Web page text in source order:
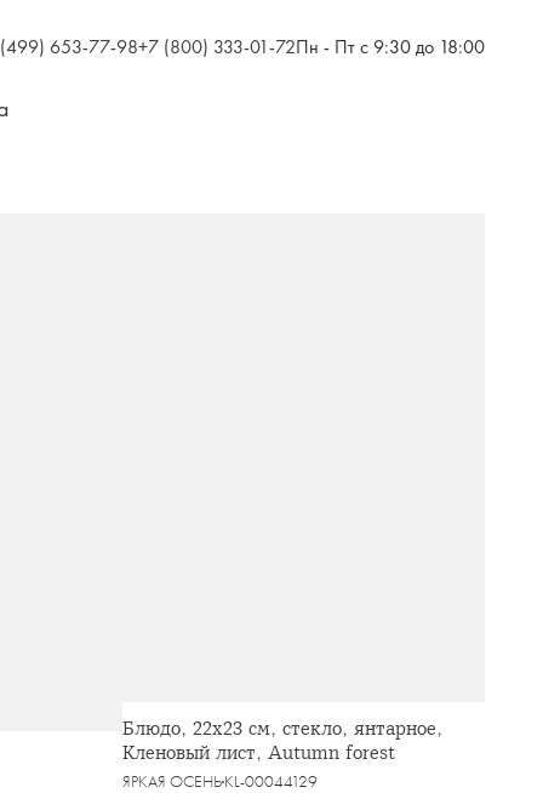
653-77-98+7 (800) 333-01-72Пн - Пт с 9:30 до 18:00
Блюдо, 22х23 см, стекло, янтарное,
Кленовый лист, Autumn forest
ЯРКАЯ ОСЕНЬKL-00044129